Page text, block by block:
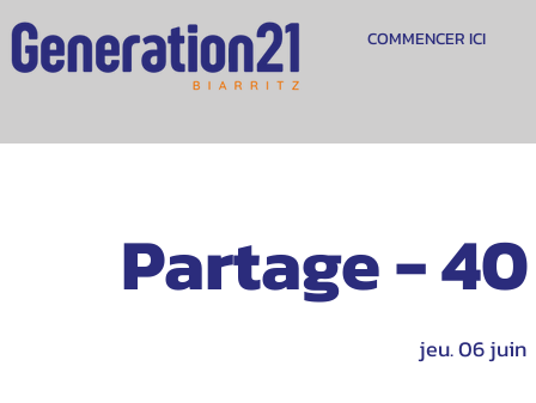
COMMENCER ICI
Partage -
jeu. 06 juin